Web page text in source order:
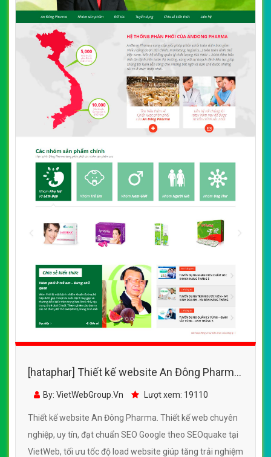
[hataphar] Thiết kế website An Đông Pharma
đẹp, chuyên nghiệp chuẩn SEO
By: VietWebGroup.Vn Lượt xem: 19110
Thiết kế website An Đông Pharma. Thiết kế web chuyên
nghiệp, uy tín, đạt chuẩn SEO Google theo SEOquake tại
VietWeb, tối ưu tốc độ load website giúp tăng trải nghiệm